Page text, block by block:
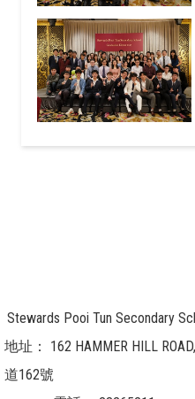
Stewards Pooi Tun Secondary
地址：
162 HAMMER HILL
道162號